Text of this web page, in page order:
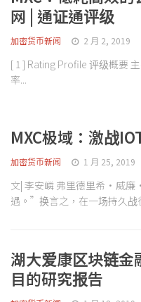
网 | 通证通评级
加密货币新闻 2 月 2, 2019
[ 1 ] Rating Profile 评级概要
率...
MXC极域：激战
加密货币新闻 1 月 25, 2019
文| 李安嶙 弗里德里希·威
遇。”换言之，在一场持久战
湖大爱康区块链金
目的研究报告